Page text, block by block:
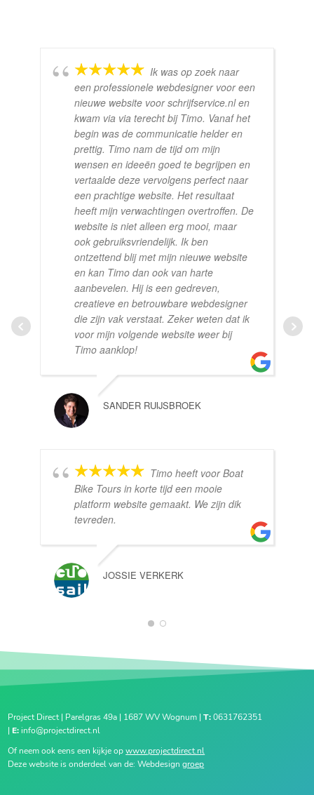
Ik was op zoek naar
een professionele webdesigner voor een
nieuwe website voor schrijfservice.nl en
kwam via via terecht bij Timo. Vanaf het
begin was de communicatie helder en
prettig. Timo nam de tijd om mijn
wensen en ideeën goed te begrijpen en
vertaalde deze vervolgens perfect naar
een prachtige website. Het resultaat
heeft mijn verwachtingen overtroffen. De
website is niet alleen erg mooi, maar
ook gebruiksvriendelijk. Ik ben
ontzettend blij met mijn nieuwe website
en kan Timo dan ook van harte
aanbevelen. Hij is een gedreven,
creatieve en betrouwbare webdesigner
die zijn vak verstaat. Zeker weten dat ik
voor mijn volgende website weer bij
Timo aanklop!
SANDER RUIJSBROEK
Timo heeft voor Boat
Bike Tours in korte tijd een mooie
platform website gemaakt. We zijn dik
tevreden.
JOSSIE VERKERK
1 2
Project Direct | Parelgras 49a | 1687 WV Wognum |T:0631762351
| E: info@projectdirect.nl
Of neem ook eens een kijkje opwww.projectdirect.nl
Deze website is onderdeel van de: Webdesigngroep